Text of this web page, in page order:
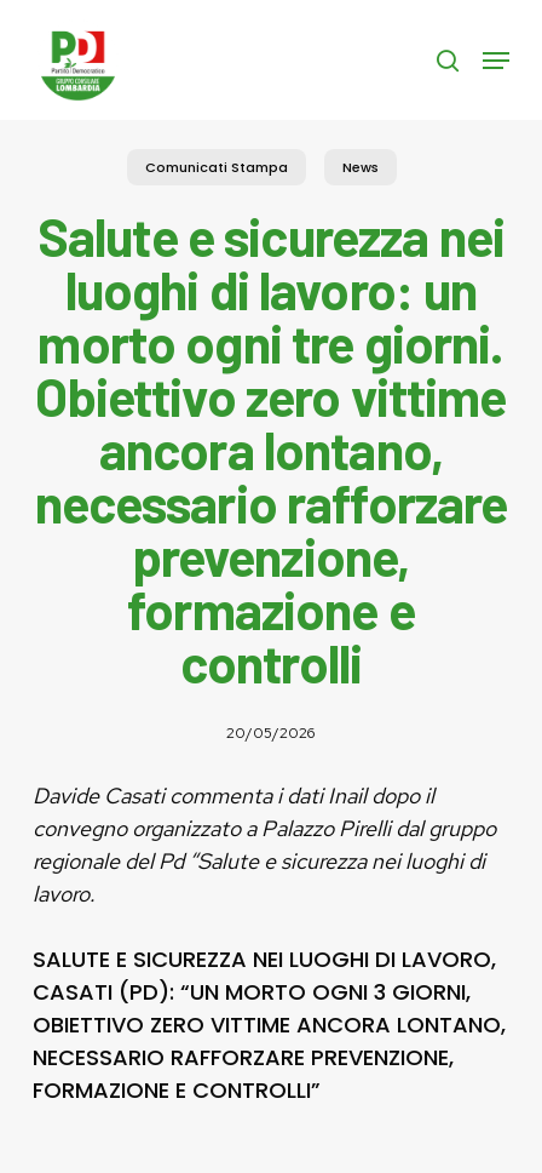
content
search
Menu
Comunicati Stampa News
Salute e sicurezza nei
luoghi di lavoro: un
morto ogni tre giorni.
Obiettivo zero vittime
ancora lontano,
necessario rafforzare
prevenzione,
formazione e
controlli
20/05/2026
Davide Casati commenta i dati Inail dopo il
convegno organizzato a Palazzo Pirelli dal gruppo
regionale del Pd “Salute e sicurezza nei luoghi di
lavoro.
SALUTE E SICUREZZA NEI LUOGHI DI LAVORO,
CASATI (PD): “UN MORTO OGNI 3 GIORNI,
OBIETTIVO ZERO VITTIME ANCORA LONTANO,
NECESSARIO RAFFORZARE PREVENZIONE,
FORMAZIONE E CONTROLLI”